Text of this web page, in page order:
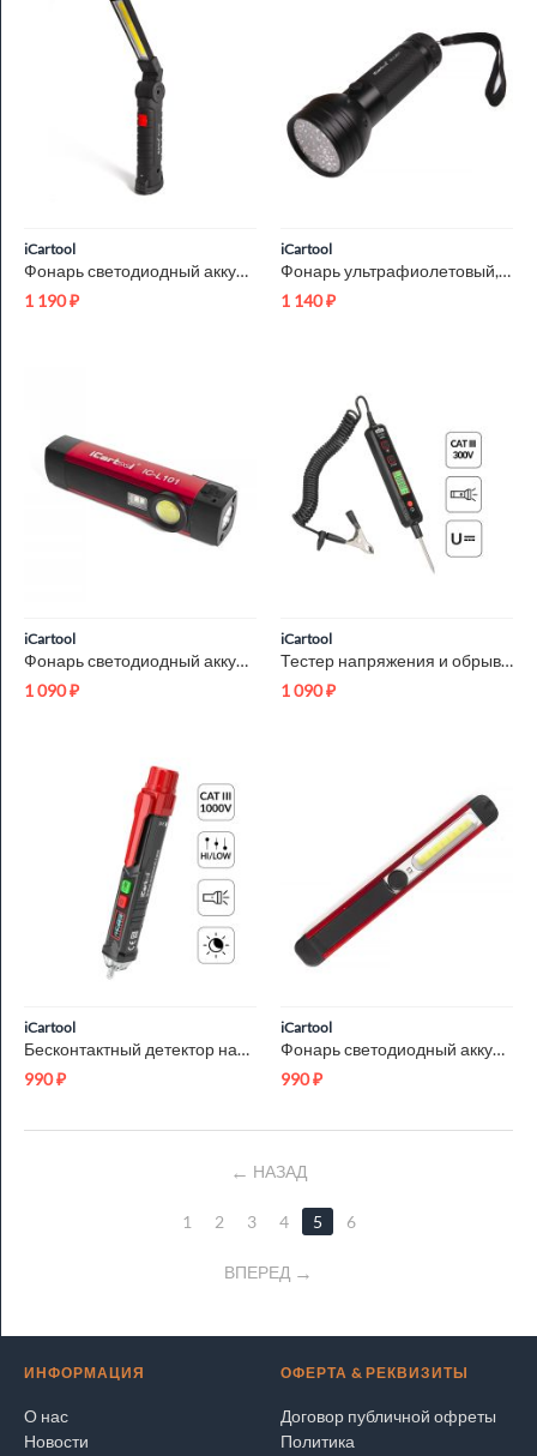
iCartool
Фонарь светодиодный аккумуляторный с изменяемым углом наклона...
1 190₽
iCartool
Фонарь ультрафиолетовый, 51 светодиод iCartool IC-L201
1 140₽
iCartool
Фонарь светодиодный аккумуляторный с УФ-подсветкой iCartool I...
1 090₽
iCartool
Тестер напряжения и обрыва цепи автомобильный DC 100В iCartoo...
1 090₽
iCartool
Бесконтактный детектор напряжения iCartool IC-M100
990₽
iCartool
Фонарь светодиодный аккумуляторный с магнитом, инспекционный ...
990₽
НАЗАД
1 2 3 4 5 6
ВПЕРЕД
ИНФОРМАЦИЯ
О нас
Новости
ОФЕРТА & РЕКВИЗИТЫ
Договор публичной офреты
Политика